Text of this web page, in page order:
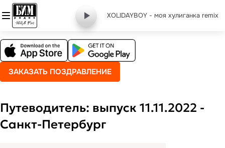
XOLIDAYBOY - моя хулиганка remix
ЗАКАЗАТЬ ПОЗДРАВЛЕНИЕ
Путеводитель: выпуск 11.11.2022 -
Санкт-Петербург